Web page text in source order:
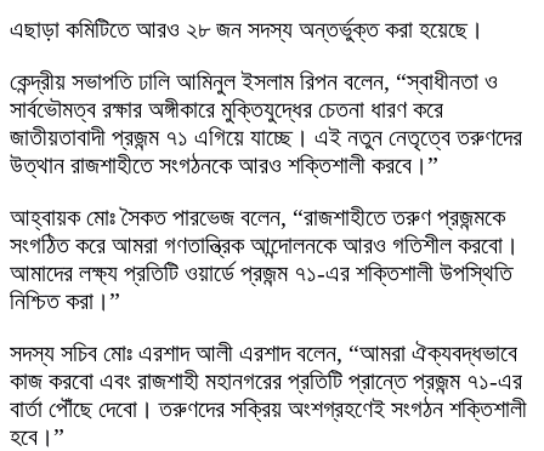
এছাড়া কমিটিতে আরও ২৮ জন সদস্য অন্তর্ভুক্ত করা হয়েছে।
কেন্দ্রীয় সভাপতি ঢালি আমিনুল ইসলাম রিপন বলেন, “স্বাধীনতা ও
সার্বভৌমত্ব রক্ষার অঙ্গীকারে মুক্তিযুদ্ধের চেতনা ধারণ করে
জাতীয়তাবাদী প্রজন্ম ৭১ এগিয়ে যাচ্ছে। এই নতুন নেতৃত্বে তরুণদের
উত্থান রাজশাহীতে সংগঠনকে আরও শক্তিশালী করবে।”
আহ্বায়ক মোঃ সৈকত পারভেজ বলেন, “রাজশাহীতে তরুণ প্রজন্মকে
সংগঠিত করে আমরা গণতান্ত্রিক আন্দোলনকে আরও গতিশীল করবো।
আমাদের লক্ষ্য প্রতিটি ওয়ার্ডে প্রজন্ম ৭১-এর শক্তিশালী উপস্থিতি
নিশ্চিত করা।”
সদস্য সচিব মোঃ এরশাদ আলী এরশাদ বলেন, “আমরা ঐক্যবদ্ধভাবে
কাজ করবো এবং রাজশাহী মহানগরের প্রতিটি প্রান্তে প্রজন্ম ৭১-এর
বার্তা পৌঁছে দেবো। তরুণদের সক্রিয় অংশগ্রহণেই সংগঠন শক্তিশালী
হবে।”